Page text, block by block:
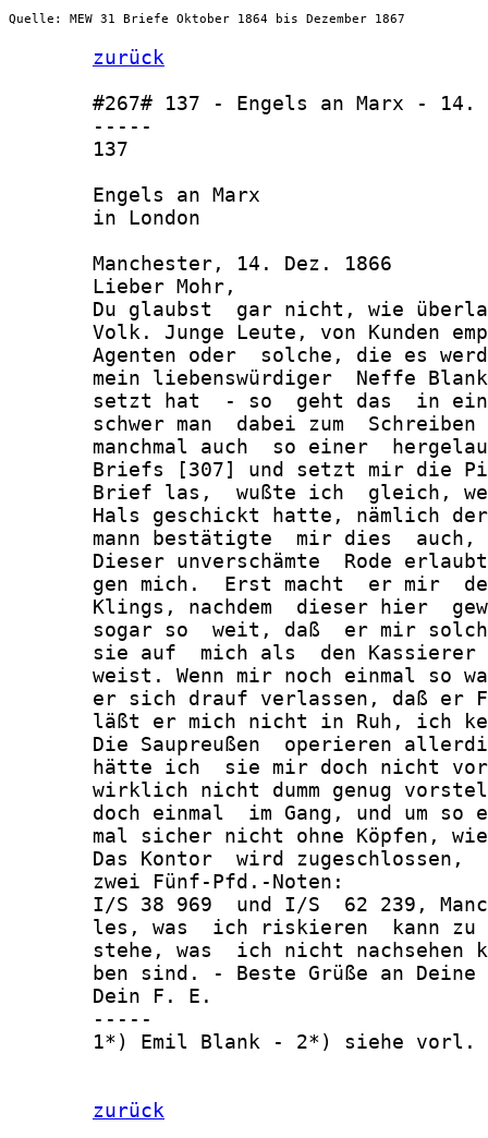
Quelle: MEW 31 Briefe Oktober 1864 bis Dezember 1867
zurück
#267# 137 - Engels an Marx - 14.
       -----
       137
       Engels an Marx
       in London
       Manchester, 14. Dez. 1866
       Lieber Mohr,
Du glaubst  gar nicht, wie
Volk. Junge Leute, von Kunden
Agenten oder  solche, die es
mein liebenswürdiger  Neffe
setzt hat  - so  geht das  in
schwer man  dabei zum
manchmal auch  so einer
Briefs [307] und setzt mir die
Brief las,  wußte ich  gleich,
Hals geschickt hatte, nämlich
mann bestätigte  mir dies
Dieser unverschämte  Rode
gen mich.  Erst macht  er mir
Klings, nachdem  dieser hier
sogar so  weit, daß  er mir
sie auf  mich als  den
weist. Wenn mir noch einmal so
er sich drauf verlassen, daß er
läßt er mich nicht in Ruh, ich
Die Saupreußen  operieren
hätte ich  sie mir doch nicht
wirklich nicht dumm genug
doch einmal  im Gang, und um so
mal sicher nicht ohne Köpfen,
Das Kontor  wird zugeschlossen,
       zwei Fünf-Pfd.-Noten:
I/S 38 969  und I/S  62 239,
les, was  ich riskieren  kann
stehe, was  ich nicht nachsehen
ben sind. - Beste Grüße an Deine
       Dein F. E.
       -----
1*) Emil Blank - 2*) siehe vorl.
zurück